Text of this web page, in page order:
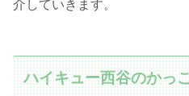
介していきます。
ハイキュー西谷のかっ